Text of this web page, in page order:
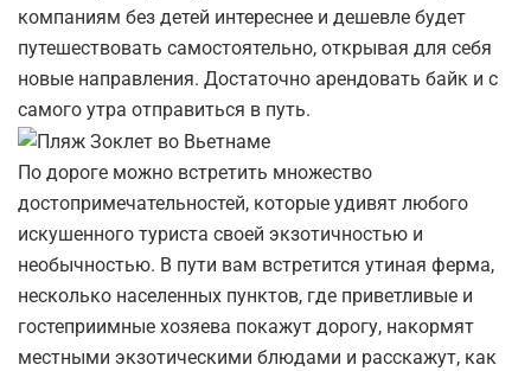
компаниям без детей интереснее и дешевле будет
путешествовать самостоятельно, открывая для себя
новые направления. Достаточно арендовать байк и с
самого утра отправиться в путь.
По дороге можно встретить множество
достопримечательностей, которые удивят любого
искушенного туриста своей экзотичностью и
необычностью. В пути вам встретится утиная ферма,
несколько населенных пунктов, где приветливые и
гостеприимные хозяева покажут дорогу, накормят
местными экзотическими блюдами и расскажут, как